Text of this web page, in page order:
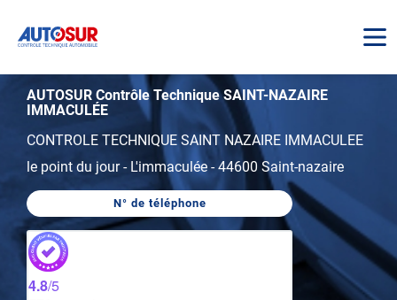
AUTOSUR Contrôle Technique SAINT-NAZAIRE
IMMACULÉE
CONTROLE TECHNIQUE SAINT NAZAIRE IMMACULEE
le point du jour- L'immaculée -44600 Saint-nazaire
N° de téléphone
AFFICHER
4.8/5